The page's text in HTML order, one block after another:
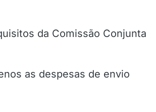
da Comissão Conjunta
as despesas de envio